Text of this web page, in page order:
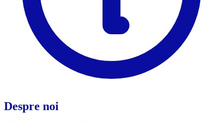
Despre noi